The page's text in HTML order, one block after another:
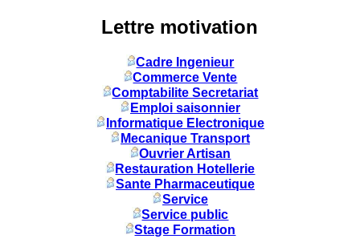
Lettre motivation
Cadre Ingenieur
Commerce Vente
Comptabilite Secretariat
Emploi saisonnier
Informatique Electronique
Mecanique Transport
Ouvrier Artisan
Restauration Hotellerie
Sante Pharmaceutique
Service
Service public
Stage Formation